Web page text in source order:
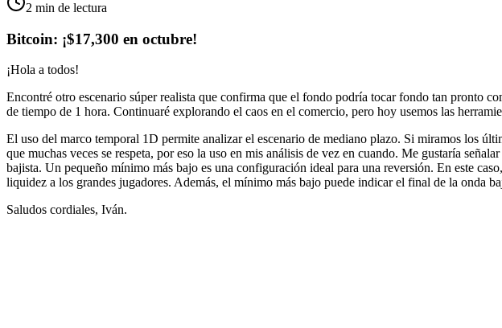
2 min de lectura
Bitcoin: ¡$17,300 en octubre!
¡Hola a todos!
Encontré otro escenario súper realista que confirma que el fondo podría tocar fondo tan pronto
de tiempo de 1 hora. Continuaré explorando el caos en el comercio, pero hoy usemos las
El uso del marco temporal 1D permite analizar el escenario de mediano plazo. Si miramos los
que muchas veces se respeta, por eso la uso en mis análisis de vez en cuando. Me gustaría
bajista. Un pequeño mínimo más bajo es una configuración ideal para una reversión. En este
liquidez a los grandes jugadores. Además, el mínimo más bajo puede indicar el final de la onda
Saludos cordiales, Iván.